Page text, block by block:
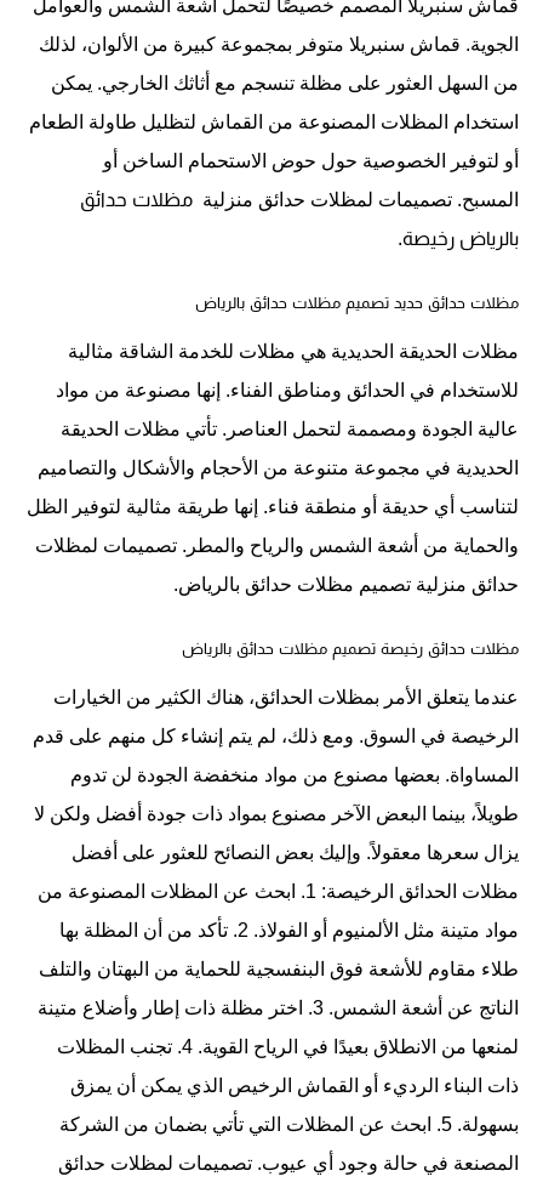
قماش سنبريلا المصمم خصيصًا لتحمل أشعة الشمس والعوامل
الجوية. قماش سنبريلا متوفر بمجموعة كبيرة من الألوان، لذلك
من السهل العثور على مظلة تنسجم مع أثاثك الخارجي. يمكن
استخدام المظلات المصنوعة من القماش لتظليل طاولة الطعام
أو لتوفير الخصوصية حول حوض الاستحمام الساخن أو
المسبح. تصميمات لمظلات حدائق منزلية
بالرياض رخيصة.
مظلات حدائق حديد تصميم مظلات حدائق بالرياض
مظلات الحديقة الحديدية هي مظلات للخدمة الشاقة مثالية
للاستخدام في الحدائق ومناطق الفناء. إنها مصنوعة من مواد
عالية الجودة ومصممة لتحمل العناصر. تأتي مظلات الحديقة
الحديدية في مجموعة متنوعة من الأحجام والأشكال والتصاميم
لتناسب أي حديقة أو منطقة فناء. إنها طريقة مثالية لتوفير الظل
والحماية من أشعة الشمس والرياح والمطر. تصميمات لمظلات
حدائق منزلية تصميم مظلات حدائق بالرياض.
مظلات حدائق رخيصة تصميم مظلات حدائق بالرياض
عندما يتعلق الأمر بمظلات الحدائق، هناك الكثير من الخيارات
الرخيصة في السوق. ومع ذلك، لم يتم إنشاء كل منهم على قدم
المساواة. بعضها مصنوع من مواد منخفضة الجودة لن تدوم
طويلاً، بينما البعض الآخر مصنوع بمواد ذات جودة أفضل ولكن لا
يزال سعرها معقولاً. وإليك بعض النصائح للعثور على أفضل
مظلات الحدائق الرخيصة: 1. ابحث عن المظلات المصنوعة من
مواد متينة مثل الألمنيوم أو الفولاذ. 2. تأكد من أن المظلة بها
طلاء مقاوم للأشعة فوق البنفسجية للحماية من البهتان والتلف
الناتج عن أشعة الشمس. 3. اختر مظلة ذات إطار وأضلاع متينة
لمنعها من الانطلاق بعيدًا في الرياح القوية. 4. تجنب المظلات
ذات البناء الرديء أو القماش الرخيص الذي يمكن أن يمزق
بسهولة. 5. ابحث عن المظلات التي تأتي بضمان من الشركة
المصنعة في حالة وجود أي عيوب. تصميمات لمظلات حدائق